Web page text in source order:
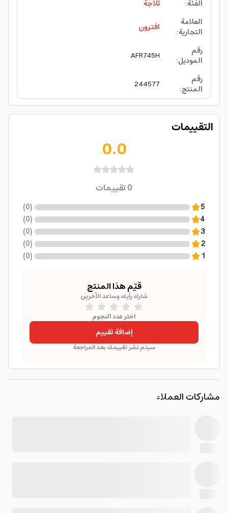
الفئة:
ثلاجة
العلامة
التجارية:
افترون
رقم
الموديل:
AFR745H
رقم
المنتج:
244577
التقييمات
0.0
0تقييمات
5
(
0
)
4
(
0
)
3
(
0
)
2
(
0
)
1
(
0
)
قيّم هذا المنتج
شارك رأيك وساعد الآخرين
اختر عدد النجوم
إضافة تقييم
سيتم نشر تقييمك بعد المراجعة
مشاركات العملاء